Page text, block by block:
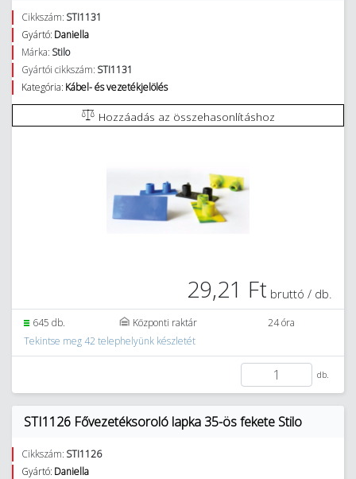
Cikkszám: STI1131
Gyártó: Daniella
Márka: Stilo
Gyártói cikkszám: STI1131
Kategória: Kábel- és vezetékjelölés
Hozzáadás az összehasonlításhoz
29,21 Ft bruttó / db.
645 db. Központi raktár
24 óra
Tekintse meg 42 telephelyünk készletét
db.
STI1126 Fővezetéksoroló lapka 35-ös fekete Stilo
Cikkszám: STI1126
Gyártó: Daniella